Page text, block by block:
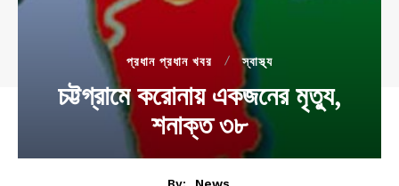
প্রধান প্রধান খবর স্বাস্থ্য
চট্টগ্রামে করোনায় একজনের মৃত্যু,
শনাক্ত ৩৮